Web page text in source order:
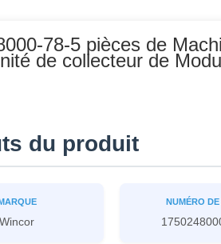
78-5 pièces de
de collecteur de
du produit
Wincor
NUMÉRO DE